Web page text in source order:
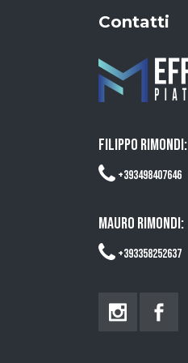
Contatti
FILIPPO RIMONDI:
+393498407646
MAURO RIMONDI:
+393358252637